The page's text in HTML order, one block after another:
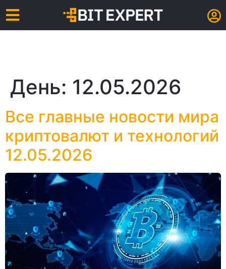
День: 12.05.2026
Все главные новости мира
криптовалют и технологий
12.05.2026